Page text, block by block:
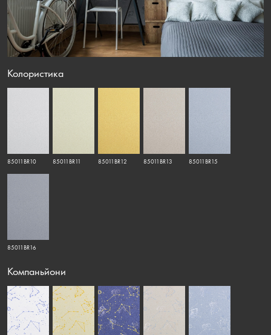
Колористика
85011BR10 85011BR11 85011BR12 85011BR13 85011BR15
85011BR16
Компаньйони